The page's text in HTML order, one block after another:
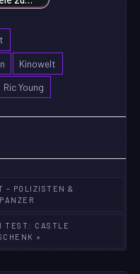
Kinowelt
Ric Young
– POLIZISTEN &
TEST: CASTLE
»